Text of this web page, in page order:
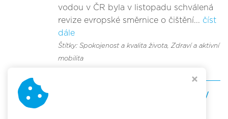
vodou v ČR byla v listopadu schválená
revize evropské směrnice o čištění... číst
dále
Štítky: Spokojenost a kvalita života, Zdraví a aktivní
mobilita
Do škol se 74% dětí dopravuje pěšky
nebo MHD. Parkoviště jsou jen